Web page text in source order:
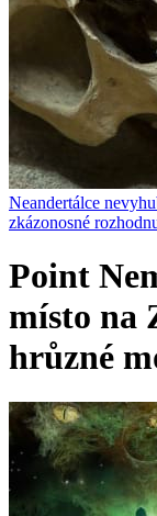
Neandertálce
zkázonosné
Point
místo na
hrůzné